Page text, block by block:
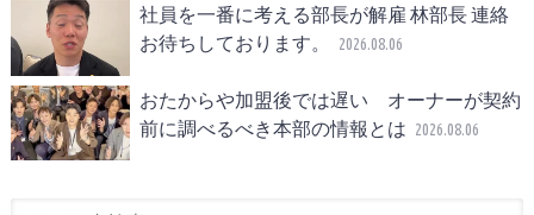
社員を一番に考える部長が解雇 林部長 連絡
お待ちしております。
2026.08.06
おたからや加盟後では遅い オーナーが契約
前に調べるべき本部の情報とは 2026.08.06